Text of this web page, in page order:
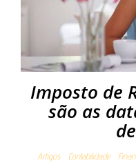
Imposto de
são as
Artigos Contabilidade